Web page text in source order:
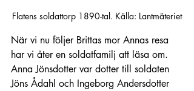
Flatens soldattorp 1890-tal. Källa: Lantmäteriet
När vi nu följer Brittas mor Annas resa
har vi åter en soldatfamilj att läsa om.
Anna Jönsdotter var dotter till soldaten
Jöns Ådahl och Ingeborg Andersdotter